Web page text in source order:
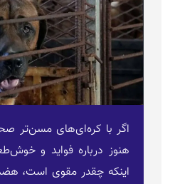
اگر با کره‌ای‌های مسن‌تر
هنوز درباره فواید و
اینکه چقدر مقوی است،